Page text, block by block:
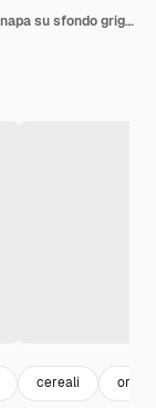
Cucchiaio di legno e ciotola con semi di canapa su sfondo grigio
cereali